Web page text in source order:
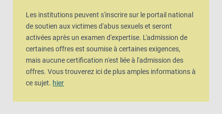
Les institutions peuvent s'inscrire sur le portail national
de soutien aux victimes d'abus sexuels et seront
activées après un examen d'expertise. L'admission de
certaines offres est soumise à certaines exigences,
mais aucune certification n'est liée à l'admission des
offres. Vous trouverez ici de plus amples informations à
ce sujet. hier